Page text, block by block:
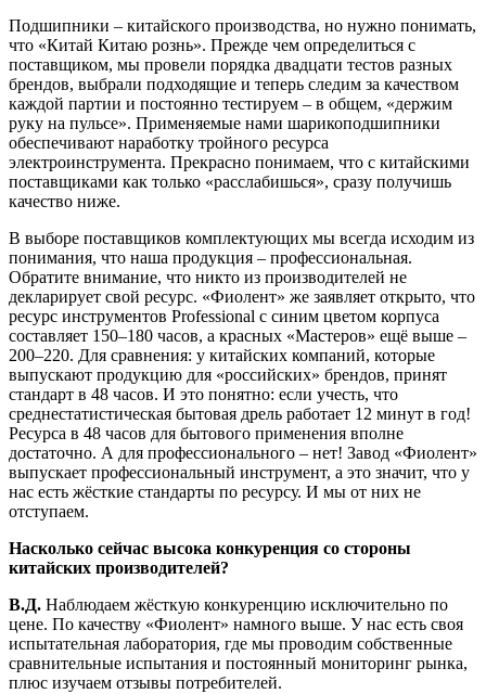
Подшипники – китайского производства, но нужно понимать,
что «Китай Китаю рознь». Прежде чем определиться с
поставщиком, мы провели порядка двадцати тестов разных
брендов, выбрали подходящие и теперь следим за качеством
каждой партии и постоянно тестируем – в общем, «держим
руку на пульсе». Применяемые нами шарикоподшипники
обеспечивают наработку тройного ресурса
электроинструмента. Прекрасно понимаем, что с китайскими
поставщиками как только «расслабишься», сразу получишь
качество ниже.
В выборе поставщиков комплектующих мы всегда исходим из
понимания, что наша продукция – профессиональная.
Обратите внимание, что никто из производителей не
декларирует свой ресурс. «Фиолент» же заявляет открыто, что
ресурс инструментов Professional с синим цветом корпуса
составляет 150–180 часов, а красных «Мастеров» ещё выше –
200–220. Для сравнения: у китайских компаний, которые
выпускают продукцию для «российских» брендов, принят
стандарт в 48 часов. И это понятно: если учесть, что
среднестатистическая бытовая дрель работает 12 минут в год!
Ресурса в 48 часов для бытового применения вполне
достаточно. А для профессионального – нет! Завод «Фиолент»
выпускает профессиональный инструмент, а это значит, что у
нас есть жёсткие стандарты по ресурсу. И мы от них не
отступаем.
Насколько сейчас высока конкуренция со стороны
китайских производителей?
В.Д. Наблюдаем жёсткую конкуренцию исключительно по
цене. По качеству «Фиолент» намного выше. У нас есть своя
испытательная лаборатория, где мы проводим собственные
сравнительные испытания и постоянный мониторинг рынка,
плюс изучаем отзывы потребителей.